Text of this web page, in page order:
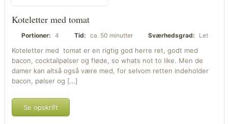
Koteletter med tomat
Portioner: 4 Tid: ca. 50 minutter Sværhedsgrad: Let
Koteletter med tomat er en rigtig god herre ret, godt med
bacon, cocktailpølser og fløde, so whats not to like. Men de
damer kan altså også være med, for selvom retten indeholder
bacon, pølser og […]
Se opskrift